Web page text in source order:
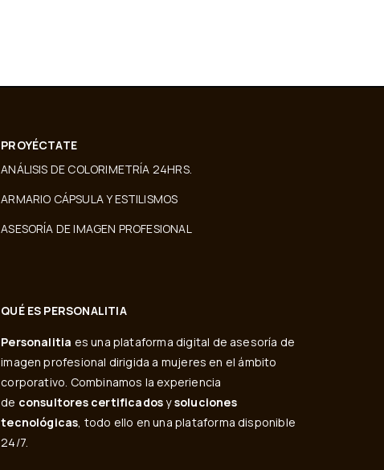
PROYÉCTATE
ANÁLISIS DE COLORIMETRÍA 24HRS.
ARMARIO CÁPSULA Y ESTILISMOS
ASESORÍA DE IMAGEN PROFESIONAL
QUÉ ES PERSONALITIA
Personalitia es una plataforma digital de asesoría de
imagen profesional dirigida a mujeres en el ámbito
corporativo. Combinamos la experiencia
de consultores certificadosysoluciones
tecnológicas, todo ello en una plataforma disponible
24/7.